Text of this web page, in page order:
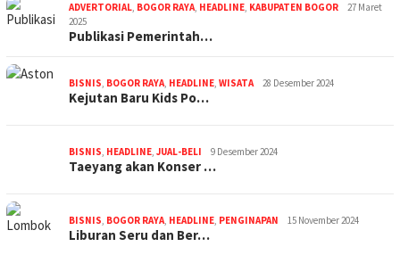
ADVERTORIAL, BOGOR RAYA, HEADLINE, KABUPATEN BOGOR
27 Maret
2025
Publikasi Pemerintah…
BISNIS, BOGOR RAYA, HEADLINE, WISATA 28 Desember 2024
Kejutan Baru Kids Po…
BISNIS, HEADLINE, JUAL-BELI 9 Desember 2024
Taeyang akan Konser …
BISNIS, BOGOR RAYA, HEADLINE, PENGINAPAN 15 November 2024
Liburan Seru dan Ber…